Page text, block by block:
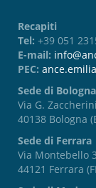
Recapiti
Tel: +39 051
E-mail:
PEC:
Sede di Bologna
Via G.
40138 Bologna
Sede di Ferrara
Via Montebello
44121 Ferrara